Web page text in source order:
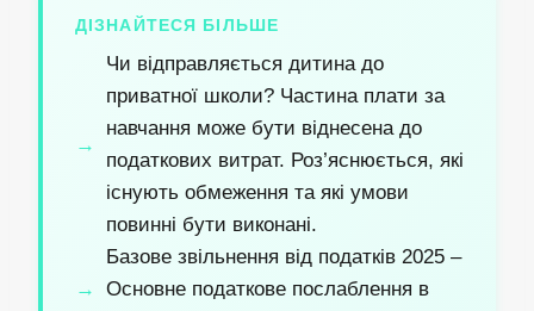
ДІЗНАЙТЕСЯ БІЛЬШЕ
Чи відправляється дитина до
приватної школи? Частина плати за
навчання може бути віднесена до
податкових витрат. Роз’яснюється, які
існують обмеження та які умови
повинні бути виконані.
Базове звільнення від податків 2025 –
Основне податкове послаблення в